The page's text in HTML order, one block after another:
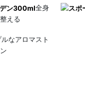
全身
える
なアロマスト